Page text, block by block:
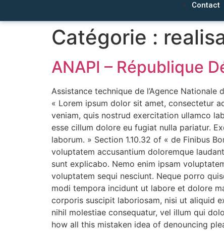
Contact
Catégorie :
ANAPI – République
Assistance technique de l’Agence
« Lorem ipsum dolor sit amet, consectetur
veniam, quis nostrud exercitation ullamco
esse cillum dolore eu fugiat nulla pariatur.
laborum. » Section 1.10.32 of « de Finibus
voluptatem accusantium doloremque
sunt explicabo. Nemo enim ipsam
voluptatem sequi nesciunt. Neque porro
modi tempora incidunt ut labore et dolore
corporis suscipit laboriosam, nisi ut aliquid
nihil molestiae consequatur, vel illum qui
how all this mistaken idea of denouncing